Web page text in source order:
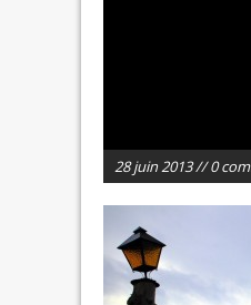
28 juin 2013 // 0